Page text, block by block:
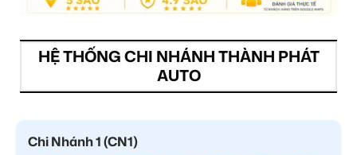
HỆ THỐNG CHI NHÁNH THÀNH PHÁT
AUTO
Chi Nhánh 1 (CN1)